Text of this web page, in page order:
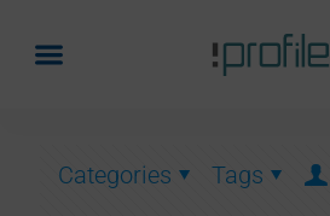
Categories Tags